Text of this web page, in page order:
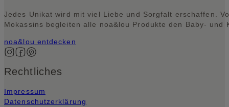
Jedes Unikat wird mit viel Liebe und Sorgfalt erschaffen.
Mokassins begleiten alle noa&lou Produkte den Baby-
noa&lou entdecken
Auf Instagram folgen
Auf Facebook folgen
Auf Pinterest folgen
Rechtliches
Impressum
Datenschutzerklärung